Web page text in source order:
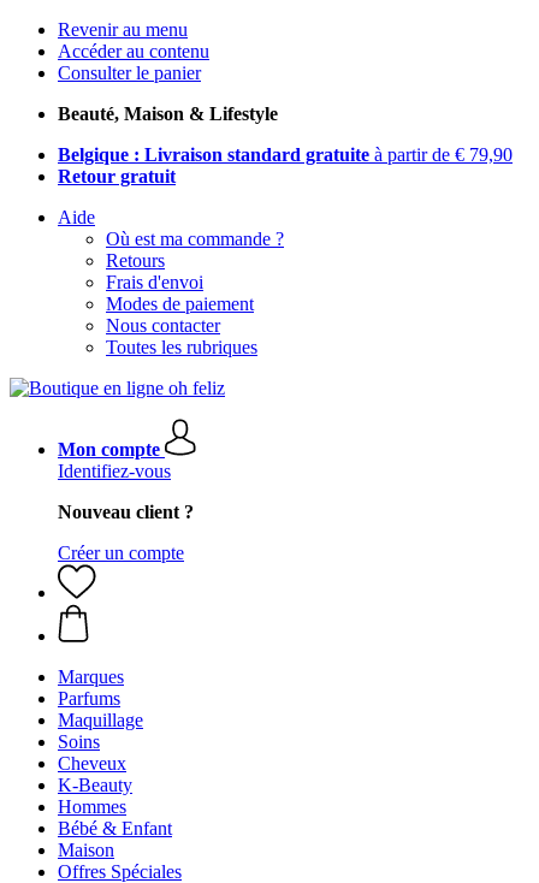
Revenir au menu
Accéder au contenu
Consulter le panier
Beauté, Maison & Lifestyle
Belgique : Livraison standard gratuite à partir de € 79,90
Retour gratuit
Aide
Où est ma commande ?
Retours
Frais d'envoi
Modes de paiement
Nous contacter
Toutes les rubriques
Mon compte
Identifiez-vous
Nouveau client ?
Créer un compte
Marques
Parfums
Maquillage
Soins
Cheveux
K-Beauty
Hommes
Bébé & Enfant
Maison
Offres Spéciales